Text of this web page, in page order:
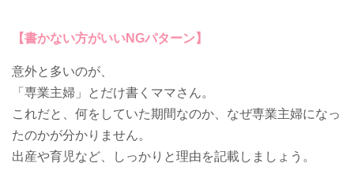
【書かない方がいいNGパターン】
意外と多いのが、
「専業主婦」とだけ書くママさん。
これだと、何をしていた期間なのか、なぜ専業主婦になっ
たのかが分かりません。
出産や育児など、しっかりと理由を記載しましょう。